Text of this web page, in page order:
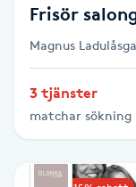
K18
Kemisk peeling
Keratinbehandling
Frisör
Magnus
3 tjänster
matchar sökning